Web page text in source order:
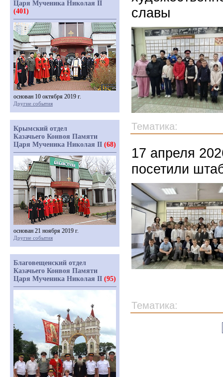
славы
Тематика:
17 апреля
посетили
Тематика:
Царя Мученика Николая II
(401)
основан 10 октября 2019 г.
Другие события
Крымский отдел
Казачьего Конвоя Памяти
Царя Мученика Николая II (68)
основан 21 ноября 2019 г.
Другие события
Благовещенский отдел
Казачьего Конвоя Памяти
Царя Мученика Николая II (95)